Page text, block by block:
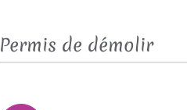
Permis de démolir